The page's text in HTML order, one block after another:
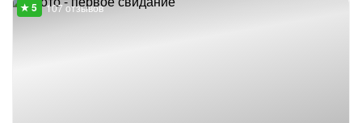
107 отзывов